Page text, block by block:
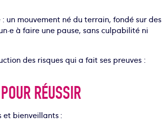
un mouvement né du terrain, fondé sur des
à faire une pause, sans culpabilité ni
des risques qui a fait ses preuves :
RÉUSSIR
et bienveillants :